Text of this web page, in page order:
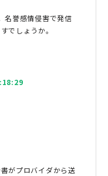
名誉感情侵害で発信
でしょうか。
がプロバイダから送